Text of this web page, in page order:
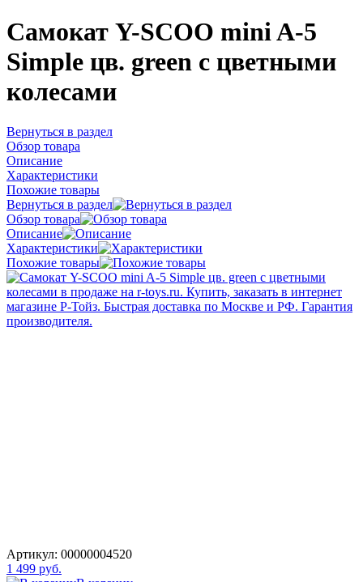
Самокат Y-SCOO mini A-5
Simple цв. green с цветными
колесами
Вернуться в раздел
Обзор товара
Описание
Характеристики
Похожие товары
Вернуться в раздел
Обзор товара
Описание
Характеристики
Похожие товары
Артикул: 00000004520
1 499 руб.